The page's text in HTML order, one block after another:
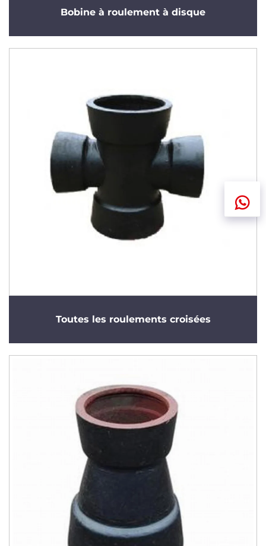
Bobine à roulement à disque
Toutes les roulements croisées